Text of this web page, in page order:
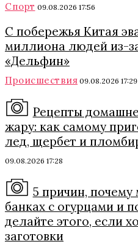
Спорт 09.08.2026 17:56
С побережья Китая
миллиона людей из-
«Дельфин»
Происшествия 09.08.2026 17:29
Рецепты
жару: как самому
лед, щербет и
09.08.2026 17:28
5 причин, почему
банках с огурцами и
делайте этого, если
заготовки